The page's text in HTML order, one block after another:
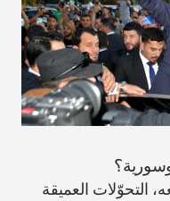
التحوّلات العميقة